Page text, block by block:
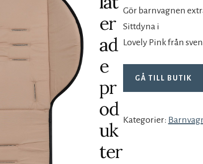
Gör barnvagnen
Sittdyna i
Lovely Pink från
GÅ TILL BUTIK
Kategorier:
er
ad
e
pr
od
uk
ter